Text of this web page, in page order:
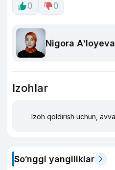
0 0
Nigora A'loyeva
Izohlar
Izoh qoldirish uchun,
So‘nggi yangiliklar